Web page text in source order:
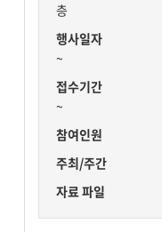
층
행사일자
~
접수기간
~
참여인원
주최/주간
자료 파일